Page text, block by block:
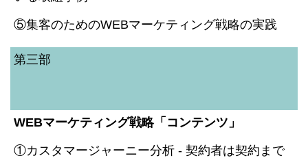
⑤集客のためのWEBマーケティング戦略の実践
第三部
WEBマーケティング戦略「コンテンツ」
①カスタマージャーニー分析 - 契約者は契約まで